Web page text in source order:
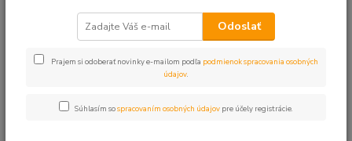
Upresniť parametre
Najdrahšie
Zobrazujem 1-40 z 40
Odoslať
Prajem si odoberať novinky e-mailom podľa podmienok spracovania osobných
údajov.
Súhlasím sospracovaním osobných údajov pre účely registrácie.